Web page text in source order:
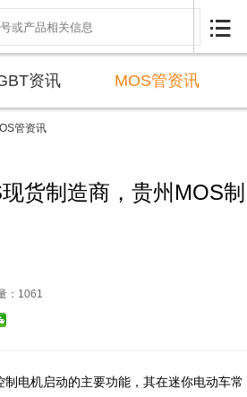

资讯 MOS管资讯
管资讯
货制造商，贵州MOS制
：1061
电机启动的主要功能，其在迷你电动车常